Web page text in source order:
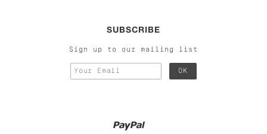
SUBSCRIBE
Sign up to our mailing list